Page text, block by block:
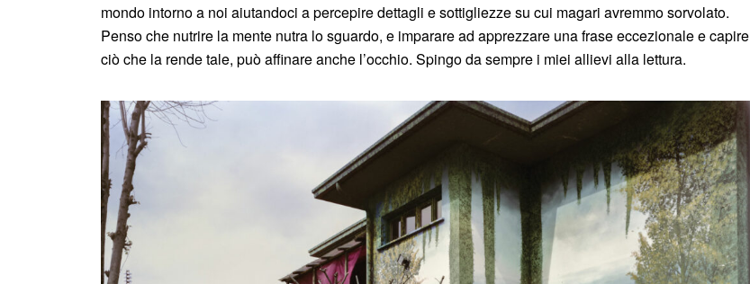
mondo intorno a noi aiutandoci a percepire dettagli e sottigliezze su cui magari avremmo sorvolato.
Penso che nutrire la mente nutra lo sguardo, e imparare ad apprezzare una frase eccezionale e capire
ciò che la rende tale, può affinare anche l’occhio. Spingo da sempre i miei allievi alla lettura.